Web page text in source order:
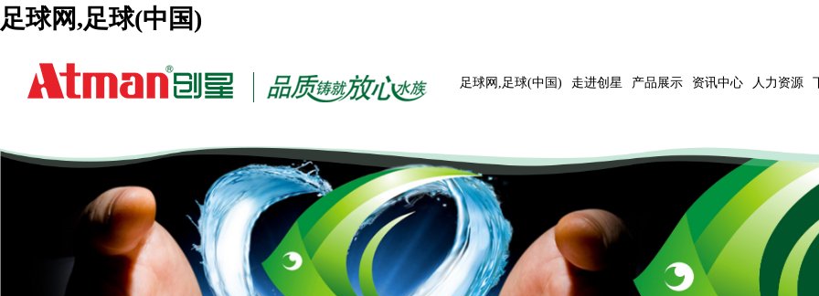
足球网,足球(中国)
足球网,足球(中国) 走进创星 产品展示 资讯中心 人力资源